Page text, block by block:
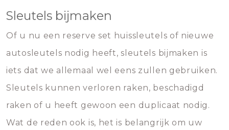
Sleutels bijmaken
Of u nu een reserve set huissleutels of nieuwe
autosleutels nodig heeft, sleutels bijmaken is
iets dat we allemaal wel eens zullen gebruiken.
Sleutels kunnen verloren raken, beschadigd
raken of u heeft gewoon een duplicaat nodig.
Wat de reden ook is, het is belangrijk om uw